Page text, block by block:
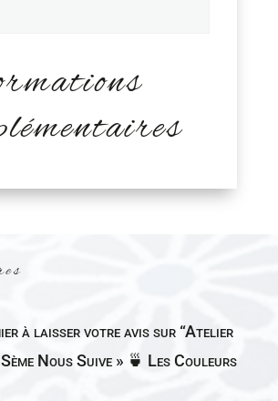
à laisser votre avis sur “Atelier
Nous Suive » 🍵 Les Couleurs